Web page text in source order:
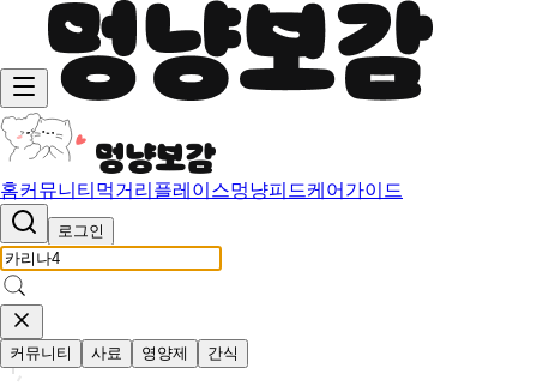
홈커뮤니티 먹거리 플레이스멍냥피드케어가이드
로그인
커뮤니티 사료 영양제 간식